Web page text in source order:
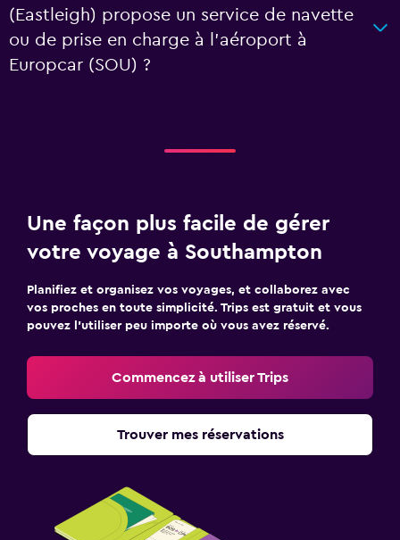
(Eastleigh) propose un service de navette
ou de prise en charge à l’aéroport à
Europcar (SOU) ?
Une façon plus facile de gérer
votre voyage à Southampton
Planifiez et organisez vos voyages, et collaborez avec
vos proches en toute simplicité. Trips est gratuit et vous
pouvez l’utiliser peu importe où vous avez réservé.
Commencez à utiliser Trips
Trouver mes réservations